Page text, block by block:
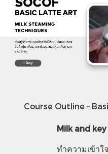
Course Outline –
Milk and
ทำความเข้าใ